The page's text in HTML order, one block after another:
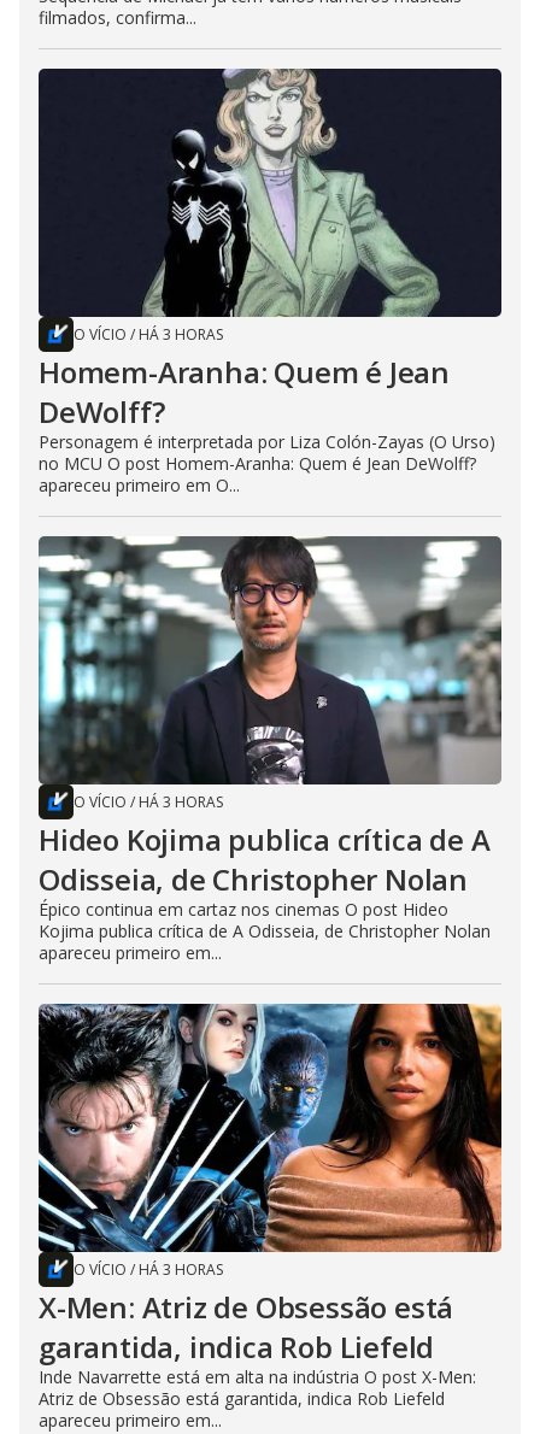
filmados, confirma...
O VÍCIO / HÁ 3 HORAS
Homem-Aranha: Quem é Jean
DeWolff?
Personagem é interpretada por Liza Colón-Zayas (O Urso)
no MCU O post Homem-Aranha: Quem é Jean DeWolff?
apareceu primeiro em O...
O VÍCIO / HÁ 3 HORAS
Hideo Kojima publica crítica de A
Odisseia, de Christopher Nolan
Épico continua em cartaz nos cinemas O post Hideo
Kojima publica crítica de A Odisseia, de Christopher Nolan
apareceu primeiro em...
O VÍCIO / HÁ 3 HORAS
X-Men: Atriz de Obsessão está
garantida, indica Rob Liefeld
Inde Navarrette está em alta na indústria O post X-Men:
Atriz de Obsessão está garantida, indica Rob Liefeld
apareceu primeiro em...